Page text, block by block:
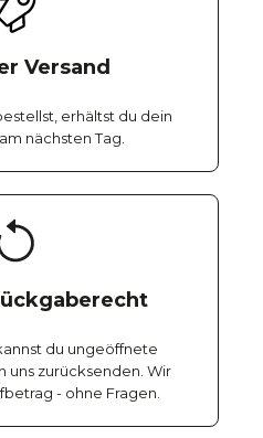
Versand
erhältst du dein
nächsten Tag.
du ungeöffnete
uns zurücksenden. Wir
- ohne Fragen.